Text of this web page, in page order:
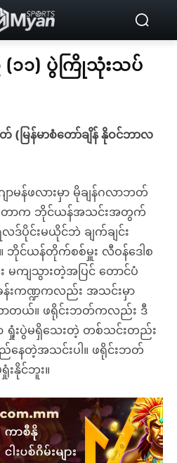
(၁၁) ပွဲကြိုသုံးသပ်
(မြန်မာစံတော်ချိန် နိုဝင်ဘာလ
ာမန်ဖလားမှာ မိုချန်ဂလာဘတ်
တာက ဘိုင်ယန်အသင်းအတွက်
ဒ်ပိုင်းမယိုင်ဘဲ ချက်ချင်း
ဘိုင်ယန်တိုက်စစ်မှူး လီဝန်ဒေါစ
မကျသွားတဲ့အပြင် တောင်ပံ
န်းကဏ္ဍကလည်း အသင်းမှာ
လာတယ်။ ဖရိုင်းဘတ်ကလည်း ဒီ
ရှုံးပွဲမရှိသေးတဲ့ တစ်သင်းတည်း
နေတဲ့အသင်းပါ။ ဖရိုင်းဘတ်
းနိုင်ဘူး။